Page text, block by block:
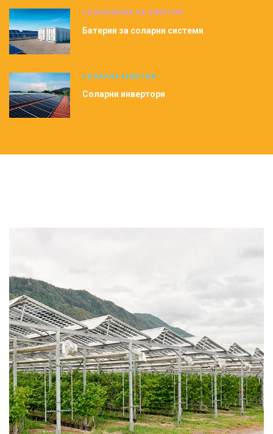
СЪХРАНЕНИЕ НА ЕНЕРГИЯ
Батерии за соларни системи
СОЛАРНА ЕНЕРГИЯ
Соларни инвертори